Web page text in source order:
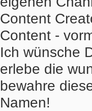
Content
Content -
Ich wünsche
erlebe die
bewahre
Namen!